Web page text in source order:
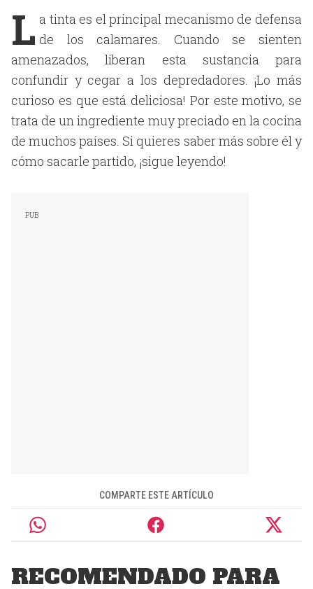
L a tinta es el principal mecanismo de defensa
de los calamares. Cuando se sienten
amenazados, liberan esta sustancia para
confundir y cegar a los depredadores. ¡Lo más
curioso es que está deliciosa! Por este motivo, se
trata de un ingrediente muy preciado en la cocina
de muchos países. Si quieres saber más sobre él y
cómo sacarle partido, ¡sigue leyendo!
COMPARTE ESTE ARTÍCULO
RECOMENDADO PARA